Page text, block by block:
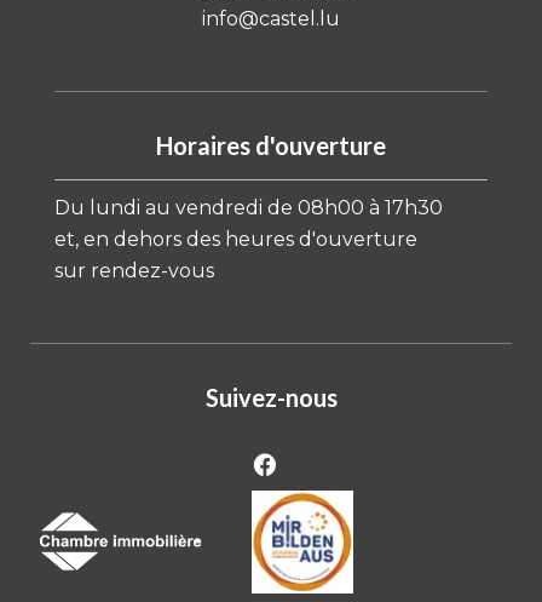
info@castel.lu
Horaires d'ouverture
Du lundi au vendredi de 08h00 à 17h30
et, en dehors des heures d'ouverture
sur rendez-vous
Suivez-nous